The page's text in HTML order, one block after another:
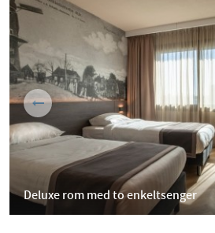
Deluxe rom med to enkeltsenger